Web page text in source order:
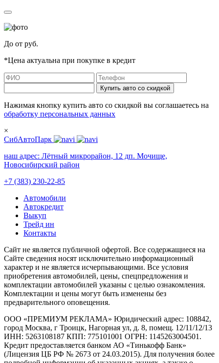
До от руб.
*Цена актуальна при покупке в кредит
Купить авто со скидкой
Нажимая кнопку купить авто со скидкой вы соглашаетесь на
обработку персональных данных
×
СибАвтоПарк
наш адрес: Лётный микрорайон, 12 дп. Мочище,
Новосибирский район
+7 (383) 230-22-85
Автомобили
Автокредит
Выкуп
Трейд ин
Контакты
Cайт не является публичной офертой. Все содержащиеся на
Сайте сведения носят исключительно информационный
характер и не является исчерпывающими. Все условия
приобретения автомобилей, цены, спецпредложения и
комплектации автомобилей указаны с целью ознакомления.
Комплектации и цены могут быть изменены без
предварительного оповещения.
ООО «ПРЕМИУМ РЕКЛАМА» Юридический адрес: 108842,
город Москва, г Троицк, Нагорная ул, д. 8, помещ. 12/11/12/13
ИНН: 5263108187 КПП: 775101001 ОГРН: 1145263004501.
Кредит предоставляется банком АО «Тинькофф Банк»
(Лицензия ЦБ РФ № 2673 от 24.03.2015). Для получения более